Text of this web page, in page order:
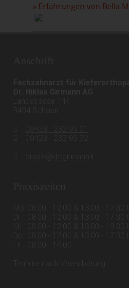
» Erfahrungen von Bella